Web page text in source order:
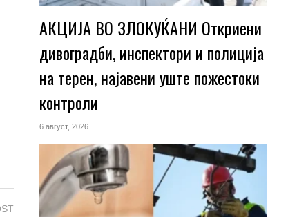
АКЦИЈА ВО ЗЛОКУЌАНИ Откриени
дивоградби, инспектори и полиција
на терен, најавени уште пожестоки
контроли
6 август, 2026